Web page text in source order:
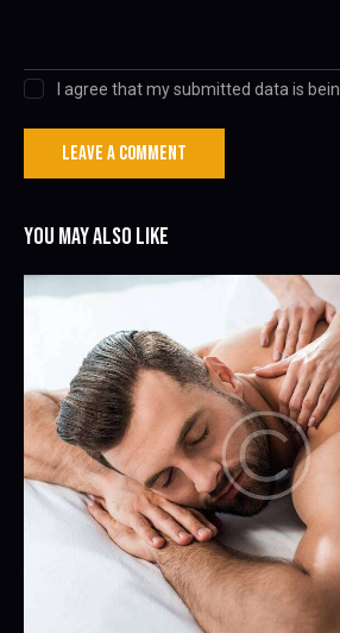
I agree that my submitted data is
YOU MAY ALSO LIKE